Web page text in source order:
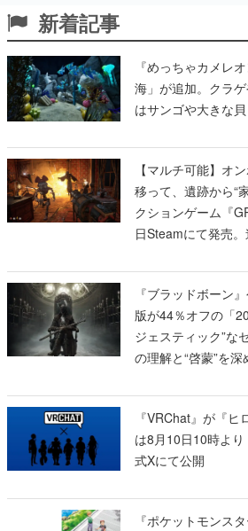
新着記事
『めっちゃカメレ
海」が追加。クラ
はサンゴや大きな貝
【マルチ可能】オ
移って、遺跡から“
クションゲーム『
日Steamにて発売
『ブラッドボーン
版が44％オフの「
ジェスティック”な
の理解と“啓蒙”を
『VRChat』が『
は8月10日10時よ
式Xにて公開
『ポケットモンス